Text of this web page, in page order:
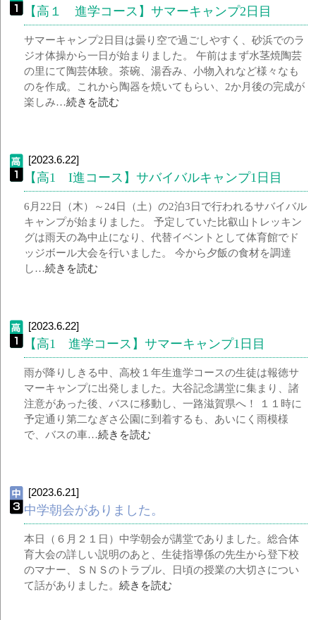
【高１ 進学コース】サマーキャンプ2日目
サマーキャンプ2日目は曇り空で過ごしやすく、砂浜でのラ
ジオ体操から一日が始まりました。 午前はまず水茎焼陶芸
の里にて陶芸体験。茶碗、湯呑み、小物入れなど様々なも
のを作成。これから陶器を焼いてもらい、2か月後の完成が
楽しみ…続きを読む
[2023.6.22]
【高1 I進コース】サバイバルキャンプ1日目
6月22日（木）～24日（土）の2泊3日で行われるサバイバル
キャンプが始まりました。 予定していた比叡山トレッキン
グは雨天の為中止になり、代替イベントとして体育館でド
ッジボール大会を行いました。 今から夕飯の食材を調達
し…続きを読む
[2023.6.22]
【高1 進学コース】サマーキャンプ1日目
雨が降りしきる中、高校１年生進学コースの生徒は報徳サ
マーキャンプに出発しました。大谷記念講堂に集まり、諸
注意があった後、バスに移動し、一路滋賀県へ！ １１時に
予定通り第二なぎさ公園に到着するも、あいにく雨模様
で、バスの車…続きを読む
[2023.6.21]
中学朝会がありました。
本日（６月２１日）中学朝会が講堂でありました。総合体
育大会の詳しい説明のあと、生徒指導係の先生から登下校
のマナー、ＳＮＳのトラブル、日頃の授業の大切さについ
て話がありました。続きを読む